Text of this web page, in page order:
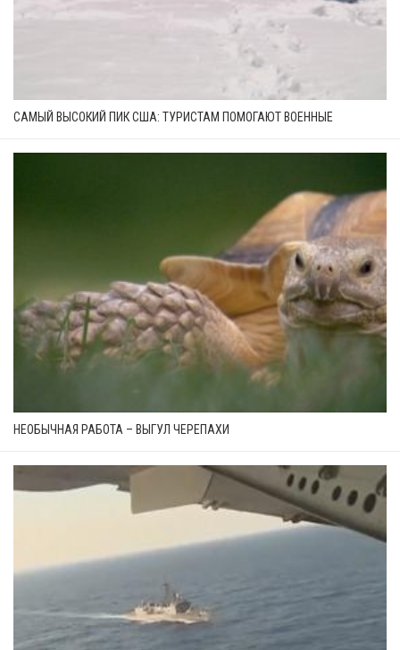
САМЫЙ ВЫСОКИЙ ПИК США: ТУРИСТАМ ПОМОГАЮТ ВОЕННЫЕ
НЕОБЫЧНАЯ РАБОТА – ВЫГУЛ ЧЕРЕПАХИ